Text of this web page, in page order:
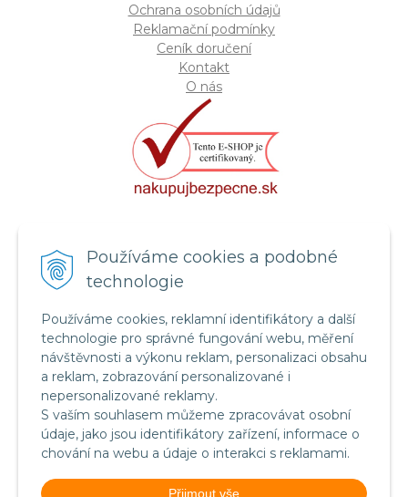
Používáme cookies a podobné
technologie
Používáme cookies, reklamní identifikátory a další
technologie pro správné fungování webu, měření
návštěvnosti a výkonu reklam, personalizaci obsahu
a reklam, zobrazování personalizované i
nepersonalizované reklamy.
S vaším souhlasem můžeme zpracovávat osobní
údaje, jako jsou identifikátory zařízení, informace o
chování na webu a údaje o interakci s reklamami.
Přijmout vše
Ochrana osobních údajů
Reklamační podmínky
Ceník doručení
Kontakt
O nás
Certifikát systému bezpečnosti
potravin FSSC 22000